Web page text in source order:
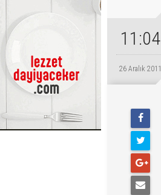
11:04
26 Aralık 2011